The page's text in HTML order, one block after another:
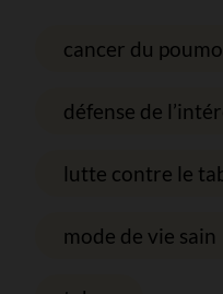
cancer du
défense de
lutte contre le
mode de vie sain